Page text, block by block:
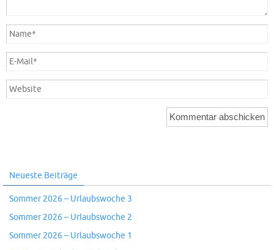
Neueste Beiträge
Sommer 2026 – Urlaubswoche 3
Sommer 2026 – Urlaubswoche 2
Sommer 2026 – Urlaubswoche 1